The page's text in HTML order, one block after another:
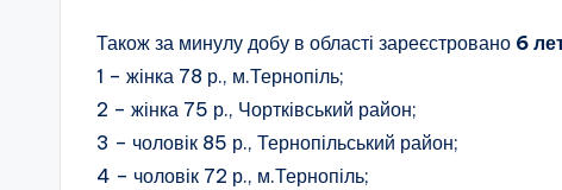
Також за минулу добу в області зареєстровано 6
1 – жінка 78 р., м.Тернопіль;
2 – жінка 75 р., Чортківський район;
3 – чоловік 85 р., Тернопільський район;
4 – чоловік 72 р., м.Тернопіль;